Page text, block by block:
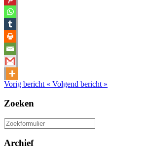
Vorig bericht « Volgend bericht »
Zoeken
Zoeken
naar:
Archief